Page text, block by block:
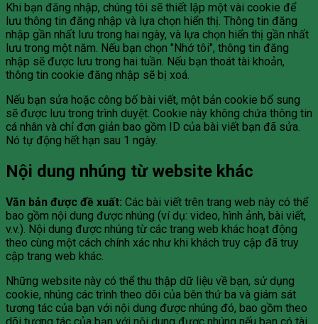
Khi bạn đăng nhập, chúng tôi sẽ thiết lập một vài cookie để
lưu thông tin đăng nhập và lựa chọn hiển thị. Thông tin đăng
nhập gần nhất lưu trong hai ngày, và lựa chọn hiển thị gần nhất
lưu trong một năm. Nếu bạn chọn "Nhớ tôi", thông tin đăng
nhập sẽ được lưu trong hai tuần. Nếu bạn thoát tài khoản,
thông tin cookie đăng nhập sẽ bị xoá.
Nếu bạn sửa hoặc công bố bài viết, một bản cookie bổ sung
sẽ được lưu trong trình duyệt. Cookie này không chứa thông tin
cá nhân và chỉ đơn giản bao gồm ID của bài viết bạn đã sửa.
Nó tự động hết hạn sau 1 ngày.
Nội dung nhúng từ website khác
Văn bản được đề xuất: Các bài viết trên trang web này có thể
bao gồm nội dung được nhúng (ví dụ: video, hình ảnh, bài viết,
v.v.). Nội dung được nhúng từ các trang web khác hoạt động
theo cùng một cách chính xác như khi khách truy cập đã truy
cập trang web khác.
Những website này có thể thu thập dữ liệu về bạn, sử dụng
cookie, nhúng các trình theo dõi của bên thứ ba và giám sát
tương tác của bạn với nội dung được nhúng đó, bao gồm theo